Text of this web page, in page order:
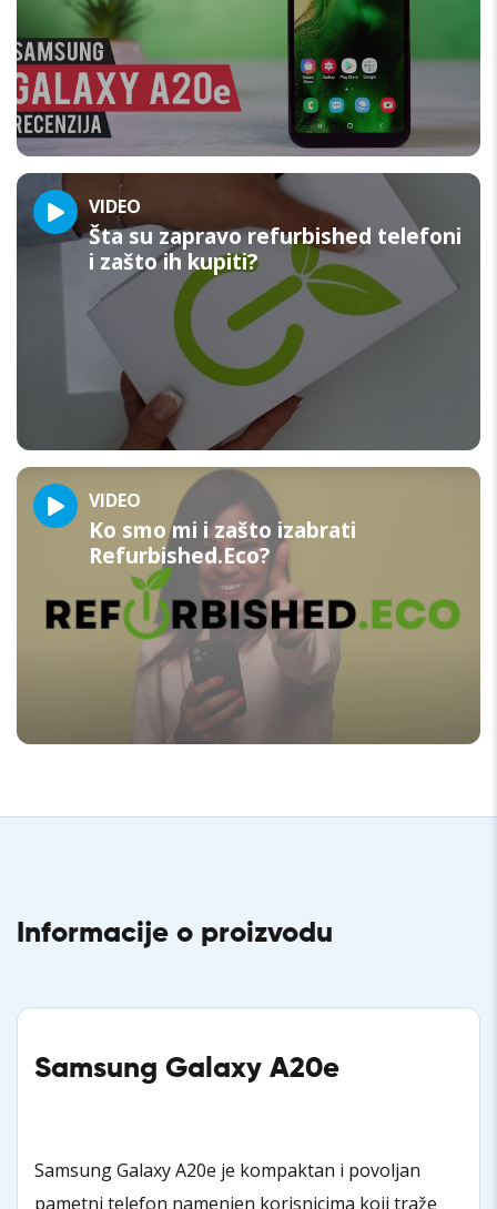
VIDEO
Šta su zapravo refurbished telefoni
i zašto ih kupiti?
VIDEO
Ko smo mi i zašto izabrati
Refurbished.Eco?
Informacije o proizvodu
Samsung Galaxy A20e
Samsung Galaxy A20e je kompaktan i povoljan
pametni telefon namenjen korisnicima koji traže